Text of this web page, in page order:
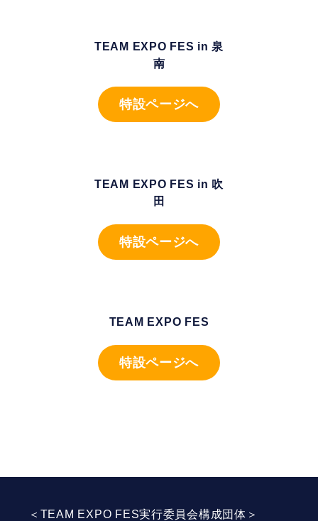
TEAM EXPO FES in 泉
南
特設ページへ
TEAM EXPO FES in 吹
田
特設ページへ
TEAM EXPO FES
特設ページへ
＜TEAM EXPO FES実行委員会構成団体＞